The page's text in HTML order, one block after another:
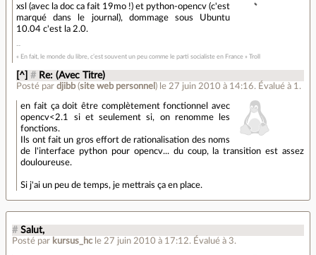
xsl (avec la doc ca fait 19mo !) et python-opencv (c'est
marqué dans le journal), dommage sous Ubuntu
10.04 c'est la 2.0.
« En fait, le monde du libre, c’est souvent un peu comme le parti socialiste en France » Troll
[^] # Re: (Avec Titre)
Posté pardjibb(site web personnel ) le 27 juin 2010 à 14:16. Évalué à 1 .
en fait ça doit être complètement fonctionnel avec
opencv<2.1 si et seulement si, on renomme les
fonctions.
Ils ont fait un gros effort de rationalisation des noms
de l'interface python pour opencv... du coup, la transition est assez
douloureuse.
Si j'ai un peu de temps, je mettrais ça en place.
# Salut,
Posté par kursus_hc le 27 juin 2010 à 17:12. Évalué à 3.